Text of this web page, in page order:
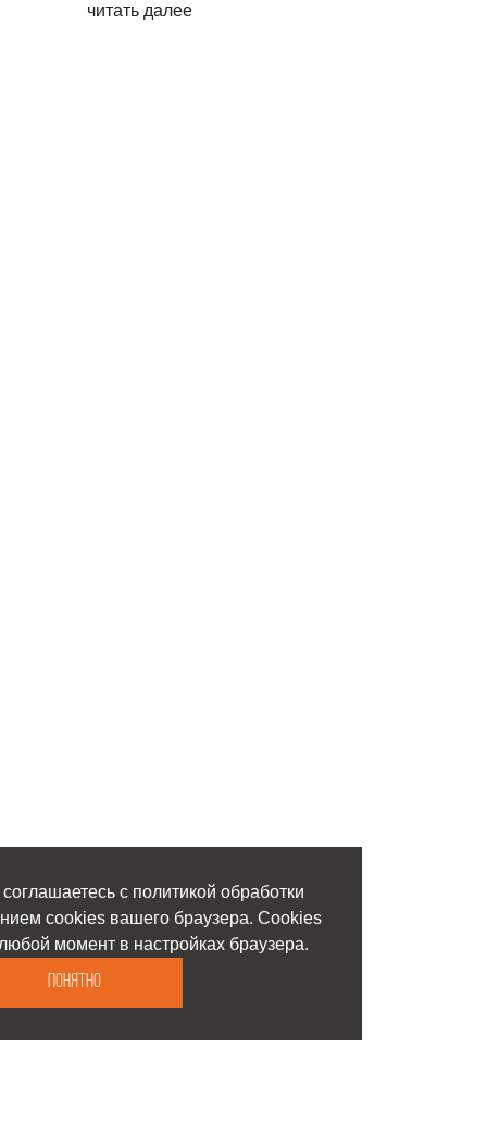
читать далее
с политикой обработки
cookies вашего браузера. Cookies
момент в настройках браузера.
Понятно